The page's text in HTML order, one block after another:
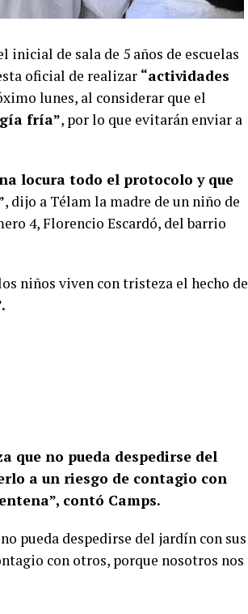
de sala de 5 años de escuelas
oficial de realizar “actividades
lunes, al considerar que el
fría”, por lo que evitarán enviar a
locura todo el protocolo y que
, dijo a Télam la madre de un niño de
4, Florencio Escardó, del barrio
niños viven con tristeza el hecho de
que no pueda despedirse del
a un riesgo de contagio con
contó Camps.
pueda despedirse del jardín con sus
con otros, porque nosotros nos